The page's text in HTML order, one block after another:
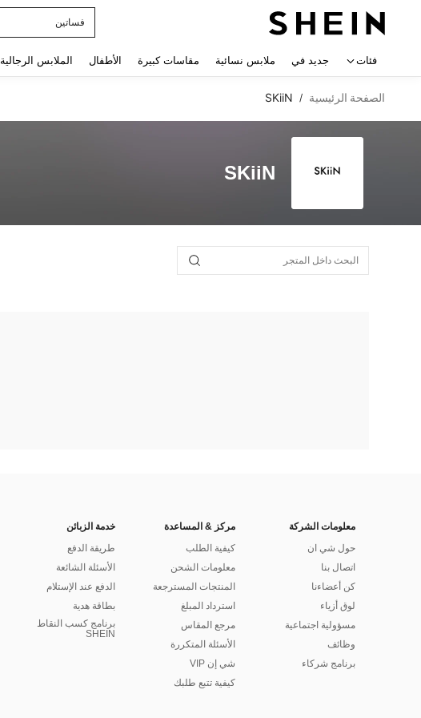
فساتين
فئات جديد في ملابس نسائية مقاسات كبيرة الأطفال الملابس الرجالية
الصفحة الرئيسية /
SKiiN
SKiiN
معلومات الشركة
حول شي ان
اتصال بنا
كن أعضاءنا
لوق أزياء
مسؤولية اجتماعية
وظائف
برنامج شركاء
مركز & المساعدة
كيفية الطلب
معلومات الشحن
المنتجات المسترجعة
استرداد المبلغ
مرجع المقاس
الأسئلة المتكررة
شي إن VIP
كيفية تتبع طلبك
خدمة الزبائن
طريقة الدفع
الأسئلة الشائعة
الدفع عند الإستلام
بطاقة هدية
برنامج كسب النقاط
SHEIN